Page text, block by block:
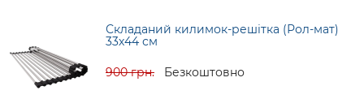
Складаний килимок-решітка (Рол-мат)
33х44 см
900 грн. Безкоштовно